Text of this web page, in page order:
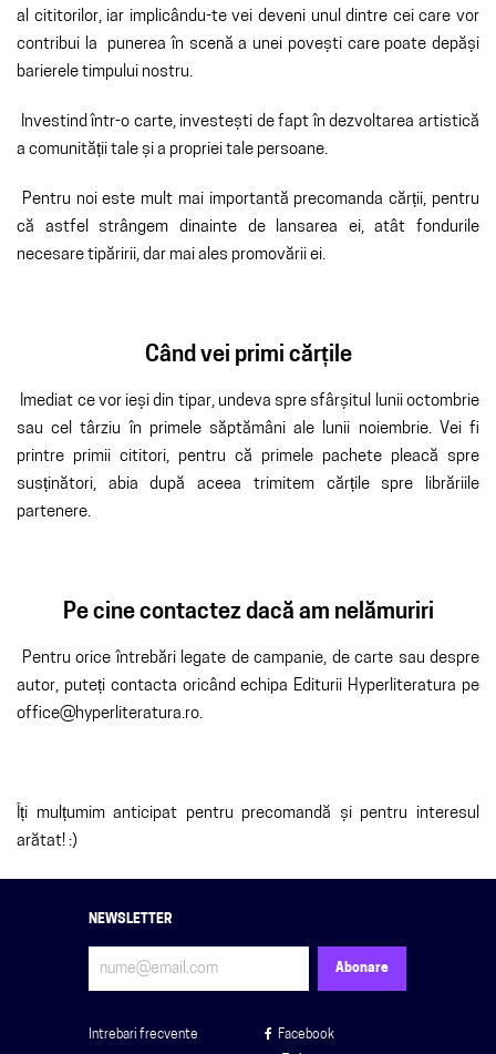
al cititorilor, iar implicându-te vei deveni unul dintre cei care vor
contribui la punerea în scenă a unei povești care poate depăși
barierele timpului nostru.
Investind într-o carte, investești de fapt în dezvoltarea artistică
a comunității tale și a propriei tale persoane.
Pentru noi este mult mai importantă precomanda cărții, pentru
că astfel strângem dinainte de lansarea ei, atât fondurile
necesare tipăririi, dar mai ales promovării ei.
Când vei primi cărțile
Imediat ce vor ieși din tipar, undeva spre sfârșitul lunii octombrie
sau cel târziu în primele săptămâni ale lunii noiembrie. Vei fi
printre primii cititori, pentru că primele pachete pleacă spre
susținători, abia după aceea trimitem cărțile spre librăriile
partenere.
Pe cine contactez dacă am nelămuriri
Pentru orice întrebări legate de campanie, de carte sau despre
autor, puteți contacta oricând echipa Editurii Hyperliteratura pe
office@hyperliteratura.ro.
Îți mulțumim anticipat pentru precomandă și pentru interesul
arătat! :)
NEWSLETTER
Intrebari frecvente Facebook